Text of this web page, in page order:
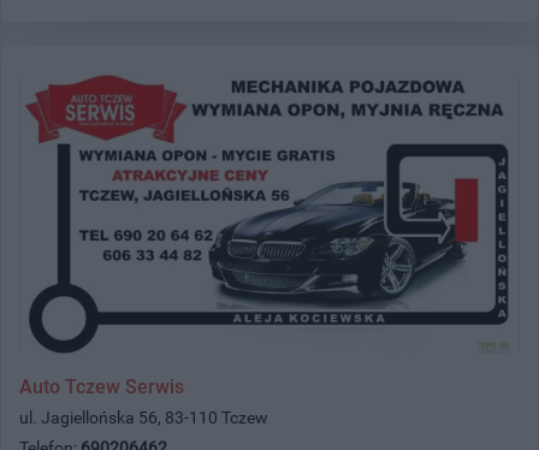
Auto Tczew Serwis
ul. Jagiellońska 56, 83-110 Tczew